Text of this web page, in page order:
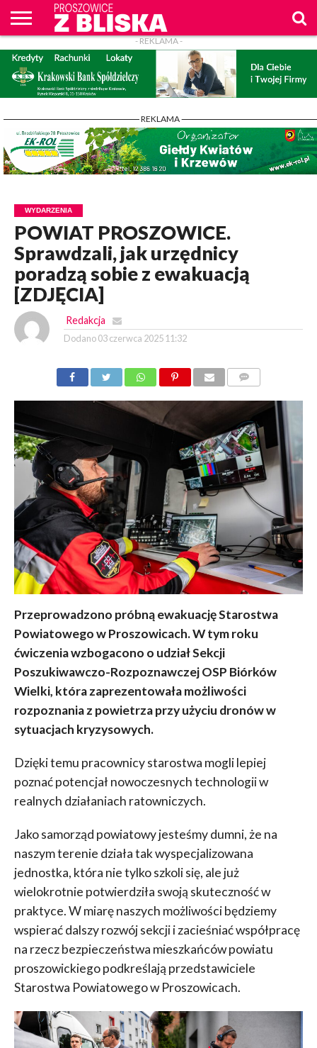
O
NAS
WIADOMOŚCI
ZAPYTAM
WPROST
CENNIK
REKLAM
PROSZOWICE
Z BLISKA
KONTAKT
- REKLAMA -
- REKLAMA -
WYDARZENIA
POWIAT PROSZOWICE.
Sprawdzali, jak urzędnicy
poradzą sobie z ewakuacją
[ZDJĘCIA]
Redakcja
Dodano 03 czerwca 2025 11:32
Przeprowadzono próbną ewakuację Starostwa
Powiatowego w Proszowicach. W tym roku
ćwiczenia wzbogacono o udział Sekcji
Poszukiwawczo-Rozpoznawczej OSP Biórków
Wielki, która zaprezentowała możliwości
rozpoznania z powietrza przy użyciu dronów w
sytuacjach kryzysowych.
Dzięki temu pracownicy starostwa mogli lepiej
poznać potencjał nowoczesnych technologii w
realnych działaniach ratowniczych.
Jako samorząd powiatowy jesteśmy dumni, że na
naszym terenie działa tak wyspecjalizowana
jednostka, która nie tylko szkoli się, ale już
wielokrotnie potwierdziła swoją skuteczność w
praktyce. W miarę naszych możliwości będziemy
wspierać dalszy rozwój sekcji i zacieśniać współpracę
na rzecz bezpieczeństwa mieszkańców powiatu
proszowickiego podkreślają przedstawiciele
Starostwa Powiatowego w Proszowicach.